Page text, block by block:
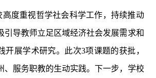
高度重视哲学社会科学工作，持续推动
引导教师立足区域经济社会发展需求和
开展学术研究。此次3项课题的获批，
、服务职教的生动实践。下一步，学校